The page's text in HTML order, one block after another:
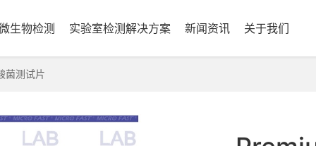
生物检测 实验室检测解决方案 新闻资讯 关于我们
菌测试片